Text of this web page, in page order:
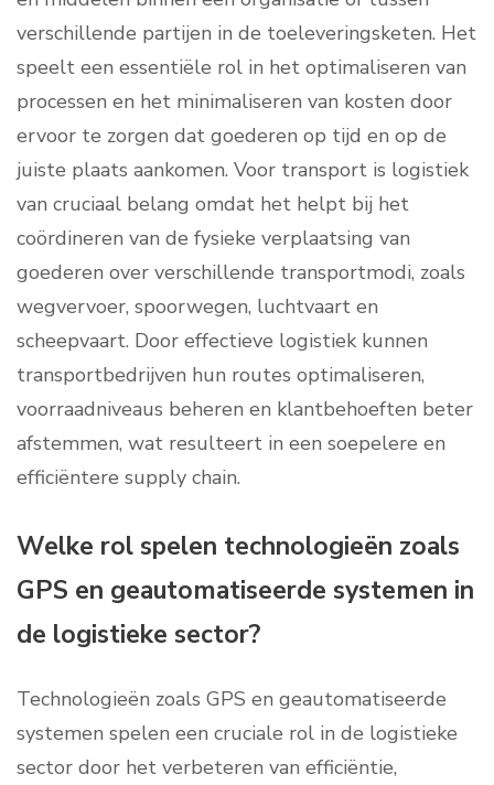
verschillende partijen in de toeleveringsketen. Het
speelt een essentiële rol in het optimaliseren van
processen en het minimaliseren van kosten door
ervoor te zorgen dat goederen op tijd en op de
juiste plaats aankomen. Voor transport is logistiek
van cruciaal belang omdat het helpt bij het
coördineren van de fysieke verplaatsing van
goederen over verschillende transportmodi, zoals
wegvervoer, spoorwegen, luchtvaart en
scheepvaart. Door effectieve logistiek kunnen
transportbedrijven hun routes optimaliseren,
voorraadniveaus beheren en klantbehoeften beter
afstemmen, wat resulteert in een soepelere en
efficiëntere supply chain.
Welke rol spelen technologieën zoals
GPS en geautomatiseerde systemen in
de logistieke sector?
Technologieën zoals GPS en geautomatiseerde
systemen spelen een cruciale rol in de logistieke
sector door het verbeteren van efficiëntie,